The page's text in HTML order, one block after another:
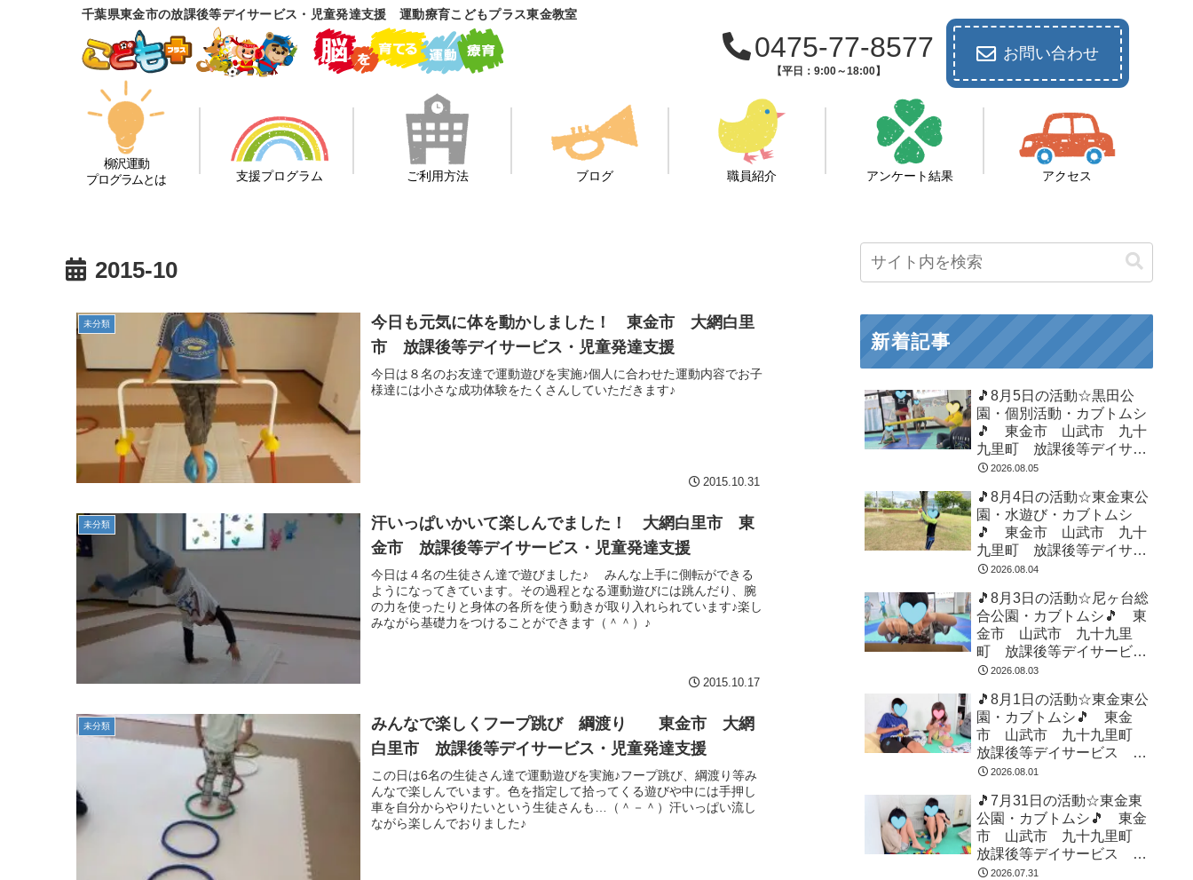
千葉県東金市の放課後等デイサービス・児童発達支援 運動療育こどもプラス東金教室
0475-77-8577
【平日：9:00～18:00】
お問い合わせ
柳沢運動
プログラムとは
支援プログラム ご利用方法 ブログ 職員紹介 アンケート結果 アクセス
2015-10
未分類
今日も元気に体を動かしました！ 東金市 大網白里
市 放課後等デイサービス・児童発達支援
今日は８名のお友達で運動遊びを実施♪個人に合わせた運動内容でお子
様達には小さな成功体験をたくさんしていただきます♪
2015.10.31
未分類
汗いっぱいかいて楽しんでました！ 大網白里市 東
金市 放課後等デイサービス・児童発達支援
今日は４名の生徒さん達で遊びました♪ みんな上手に側転ができる
ようになってきています。その過程となる運動遊びには跳んだり、腕
の力を使ったりと身体の各所を使う動きが取り入れられています♪楽し
みながら基礎力をつけることができます（＾＾）♪
2015.10.17
未分類
みんなで楽しくフープ跳び 綱渡り 東金市 大網
白里市 放課後等デイサービス・児童発達支援
この日は6名の生徒さん達で運動遊びを実施♪フープ跳び、綱渡り等み
んなで楽しんでいます。色を指定して拾ってくる遊びや中には手押し
車を自分からやりたいという生徒さんも…（＾－＾）汗いっぱい流し
ながら楽しんでおりました♪
新着記事
🎵8月5日の活動☆黒田公
園・個別活動・カブトムシ
🎵 東金市 山武市 九十
九里町 放課後等デイサー
ビス 児童発達支援 運動
2026.08.05
🎵8月4日の活動☆東金東公
園・水遊び・カブトムシ
🎵 東金市 山武市 九十
九里町 放課後等デイサー
ビス 児童発達支援 運動
2026.08.04
🎵8月3日の活動☆尼ヶ台総
合公園・カブトムシ🎵 東
金市 山武市 九十九里
町 放課後等デイサービ
ス 児童発達支援 運動療
2026.08.03
🎵8月1日の活動☆東金東公
園・カブトムシ🎵 東金
市 山武市 九十九里町
放課後等デイサービス 児
童発達支援 運動療育 教
2026.08.01
🎵7月31日の活動☆東金東
公園・カブトムシ🎵 東金
市 山武市 九十九里町
放課後等デイサービス 児
童発達支援 運動療育 教
2026.07.31